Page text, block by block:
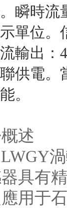
瞬時流
單位。
輸出：
供電。
。
述
渦
具有
用于